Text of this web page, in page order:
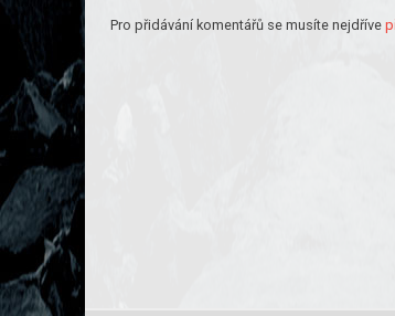
Pro přidávání komentářů se musíte nejdříve